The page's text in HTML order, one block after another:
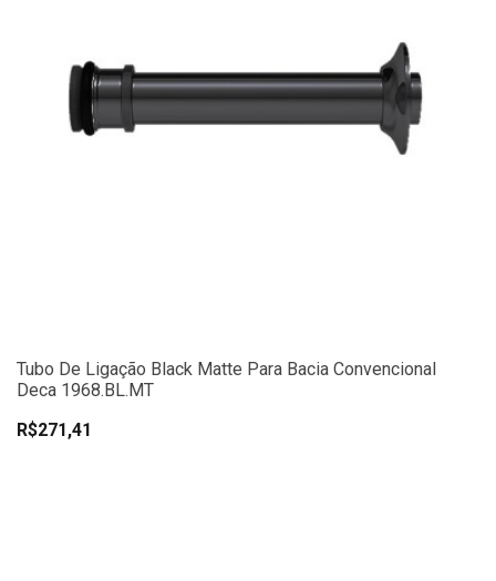
Tubo De Ligação Black Matte Para Bacia Convencional
Deca 1968.BL.MT
R$271,41